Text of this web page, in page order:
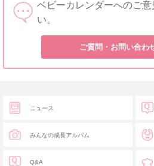
ベビーカレンダーへのご
い。
ご質問・お問い合わ
ニュース
みんなの成長アルバム
Q&A